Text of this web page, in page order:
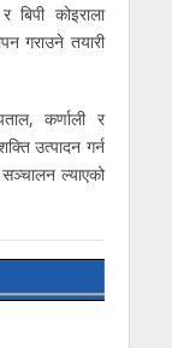
बिपी कोइराला
गराउने तयारी
कर्णाली र
उत्पादन गर्न
ल्याएको